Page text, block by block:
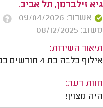
גיא זילברמן, תל אביב.
אשרור: 09/04/2026
משוב: 08/12/2025
תיאור השירות:
אילוף כלבה בת 4 חודשים בבית.
חוות דעת:
היה מצוין!